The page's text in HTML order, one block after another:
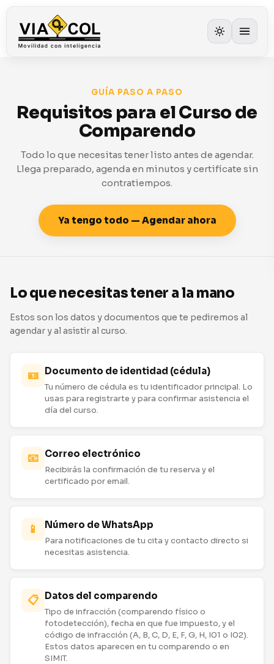
GUÍA PASO A PASO
Requisitos para el Curso de
Comparendo
Todo lo que necesitas tener listo antes de agendar.
Llega preparado, agenda en minutos y certifícate sin
contratiempos.
Ya tengo todo — Agendar ahora
Lo que necesitas tener a la mano
Estos son los datos y documentos que te pediremos al
agendar y al asistir al curso.
🪪 Documento de identidad (cédula)
Tu número de cédula es tu identificador principal. Lo
usas para registrarte y para confirmar asistencia el
día del curso.
📧 Correo electrónico
Recibirás la confirmación de tu reserva y el
certificado por email.
📱 Número de WhatsApp
Para notificaciones de tu cita y contacto directo si
necesitas asistencia.
📋 Datos del comparendo
Tipo de infracción (comparendo físico o
fotodetección), fecha en que fue impuesto, y el
código de infracción (A, B, C, D, E, F, G, H, I01 o I02).
Estos datos aparecen en tu comparendo o en
SIMIT.